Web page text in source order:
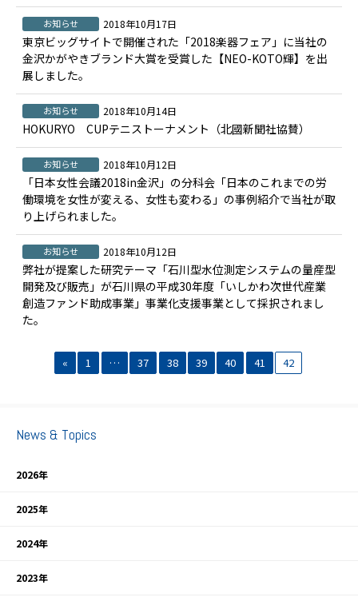
2018年10月17日
お知らせ
東京ビッグサイトで開催された「2018楽器フェア」に当社の
金沢かがやきブランド大賞を受賞した【NEO-KOTO輝】を出
展しました。
2018年10月14日
お知らせ
HOKURYO CUPテニストーナメント（北國新聞社協賛）
2018年10月12日
お知らせ
「日本女性会議2018in金沢」の分科会「日本のこれまでの労
働環境を女性が変える、女性も変わる」の事例紹介で当社が取
り上げられました。
2018年10月12日
お知らせ
弊社が提案した研究テーマ「石川型水位測定システムの量産型
開発及び販売」が石川県の平成30年度「いしかわ次世代産業
創造ファンド助成事業」事業化支援事業として採択されまし
た。
« 1 … 37 38 39 40 41 42
News & Topics
2026年
2025年
2024年
2023年